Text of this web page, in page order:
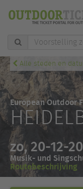
Voorstelling
zoeken
Alle steden en
European Outdoor
zo, 20-12-
Musik- und
Routebeschrijving